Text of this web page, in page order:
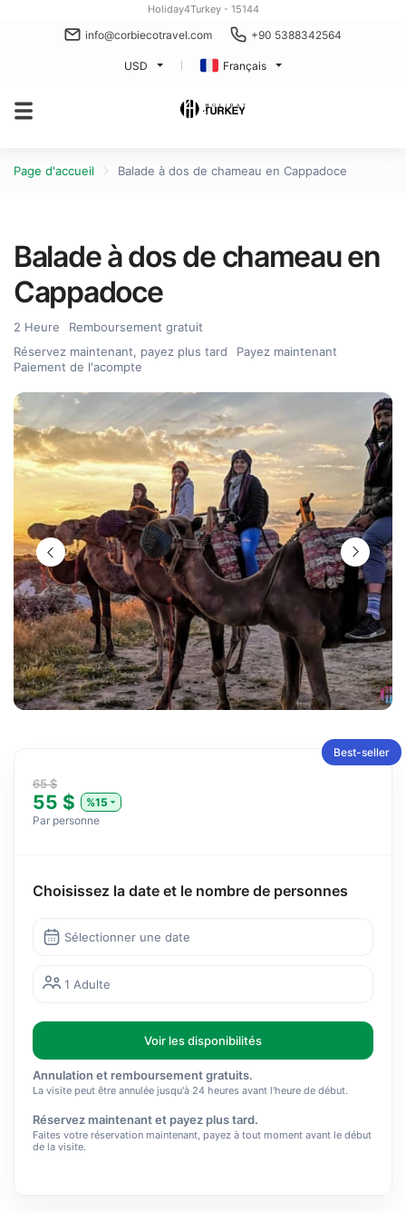
Holiday4Turkey - 15144
info@corbiecotravel.com +90 5388342564
USD Français
Page d'accueil Balade à dos de chameau en Cappadoce
Balade à dos de chameau en
Cappadoce
2 Heure
Remboursement gratuit
Réservez maintenant, payez plus tard
Payez maintenant
Paiement de l'acompte
Best-seller
65 $
55 $
%15
Par personne
Choisissez la date et le nombre de personnes
Sélectionner une date
1 Adulte
Voir les disponibilités
Annulation et remboursement gratuits.
La visite peut être annulée jusqu'à 24 heures avant l'heure de début.
Réservez maintenant et payez plus tard.
Faites votre réservation maintenant, payez à tout moment avant le début
de la visite.